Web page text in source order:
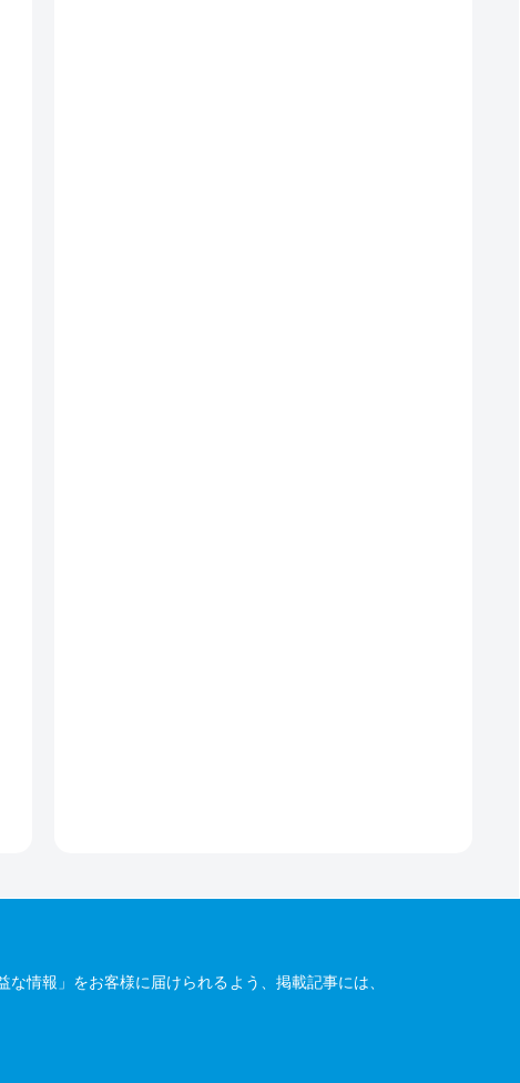
情報」をお客様に届けられるよう、掲載記事には、